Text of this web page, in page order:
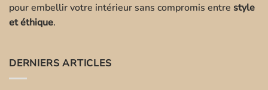
pour embellir votre intérieur sans compromis entre style
et éthique.
DERNIERS ARTICLES